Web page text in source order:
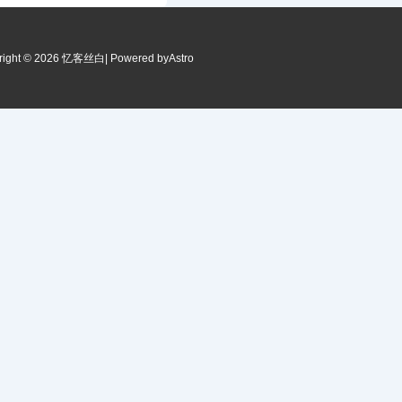
© 2026 忆客丝白 | Powered byAstro